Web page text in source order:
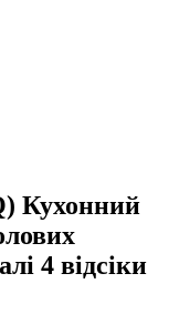
Кухонний
4 відсіки